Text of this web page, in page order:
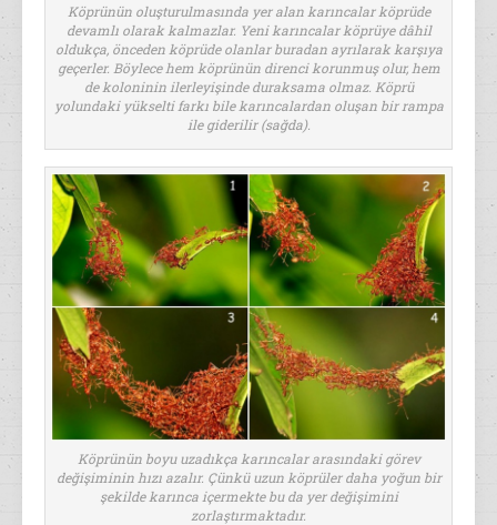
Köprünün oluşturulmasında yer alan karıncalar köprüde
devamlı olarak kalmazlar. Yeni karıncalar köprüye dâhil
oldukça, önceden köprüde olanlar buradan ayrılarak karşıya
geçerler. Böylece hem köprünün direnci korunmuş olur, hem
de koloninin ilerleyişinde duraksama olmaz. Köprü
yolundaki yükselti farkı bile karıncalardan oluşan bir rampa
ile giderilir (sağda).
Köprünün boyu uzadıkça karıncalar arasındaki görev
değişiminin hızı azalır. Çünkü uzun köprüler daha yoğun bir
şekilde karınca içermekte bu da yer değişimini
zorlaştırmaktadır.